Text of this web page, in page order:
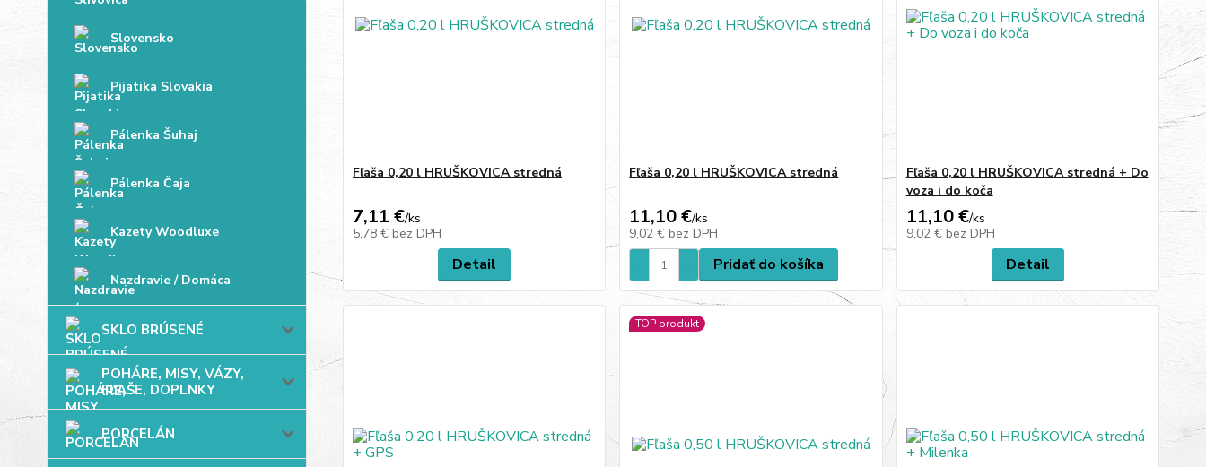
Slovensko
Pijatika Slovakia
Pálenka Šuhaj
Pálenka Čaja
Kazety Woodluxe
Nazdravie / Domáca
SKLO BRÚSENÉ
POHÁRE, MISY, VÁZY,
FĽAŠE, DOPLNKY
PORCELÁN
Fľaša 0,20 l HRUŠKOVICA stredná
7,11 €/ks
5,78 € bez DPH
Detail
Fľaša 0,20 l HRUŠKOVICA stredná
11,10 €/ks
9,02 € bez DPH
Pridať do košíka
Fľaša 0,20 l HRUŠKOVICA stredná + Do
voza i do koča
11,10 €/ks
9,02 € bez DPH
Detail
TOP produkt